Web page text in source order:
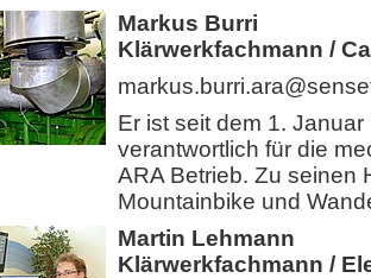
Markus Burri
Klärwerkfachmann /
Er ist seit dem 1.
verantwortlich für die
ARA Betrieb. Zu seinen
Mountainbike und
Martin Lehmann
Klärwerkfachmann /